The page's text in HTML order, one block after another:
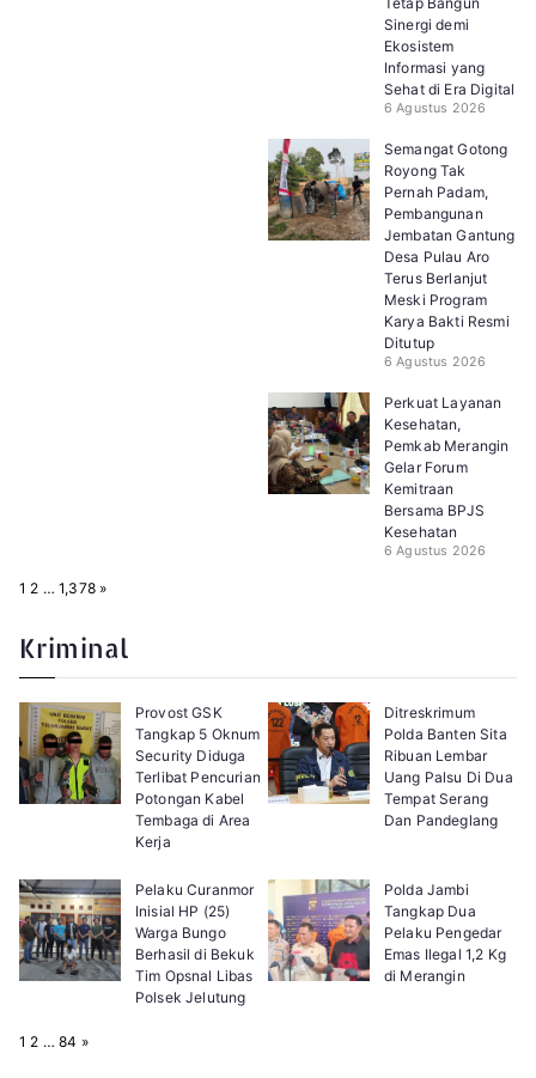
Sinergi demi
Ekosistem
Informasi yang
Sehat di Era Digital
6 Agustus 2026
Semangat Gotong
Royong Tak
Pernah Padam,
Pembangunan
Jembatan Gantung
Desa Pulau Aro
Terus Berlanjut
Meski Program
Karya Bakti Resmi
Ditutup
6 Agustus 2026
Perkuat Layanan
Kesehatan,
Pemkab Merangin
Gelar Forum
Kemitraan
Bersama BPJS
Kesehatan
6 Agustus 2026
P
:
1 2 … 1,378 N
»
Kriminal
Provost GSK
Tangkap 5 Oknum
Security Diduga
Terlibat Pencurian
Potongan Kabel
Tembaga di Area
Kerja
Ditreskrimum
Polda Banten Sita
Ribuan Lembar
Uang Palsu Di Dua
Tempat Serang
Dan Pandeglang
Pelaku Curanmor
Inisial HP (25)
Warga Bungo
Berhasil di Bekuk
Tim Opsnal Libas
Polsek Jelutung
Polda Jambi
Tangkap Dua
Pelaku Pengedar
Emas Ilegal 1,2 Kg
di Merangin
P1 2 … 84 N
»